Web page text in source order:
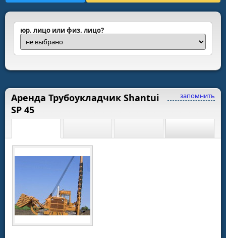
юр. лицо или физ. лицо?
запомнить
Аренда Трубоукладчик Shantui
SP 45